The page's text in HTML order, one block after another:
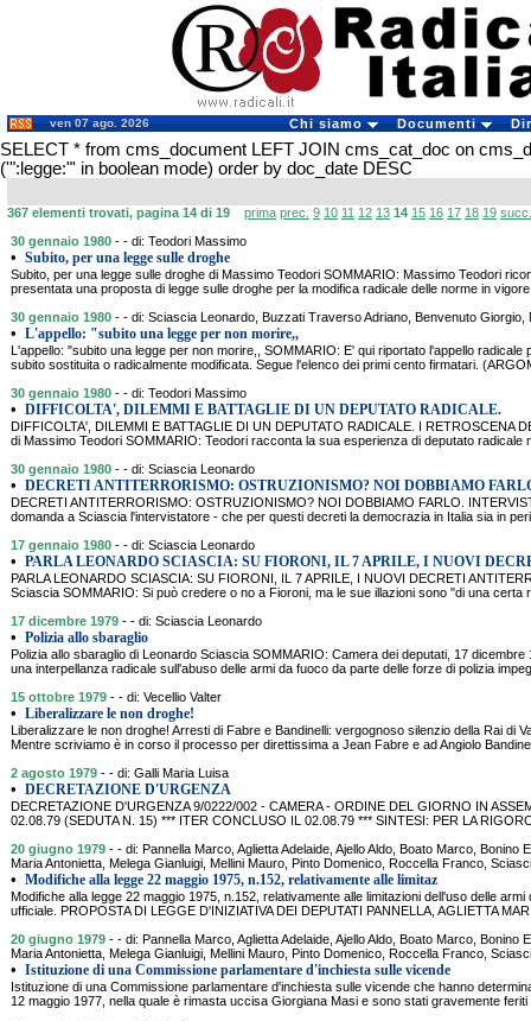
ven 07 ago. 2026 Chi siamo Documenti
SELECT * from cms_document LEFT JOIN cms_cat_doc on
('":legge:"' in boolean mode) order by doc_date DESC
367 elementi trovati, pagina 14 di 19 prima prec. 9 10 11 12 13 14 15 16 17 18 19 succ.
30 gennaio 1980 - - di: Teodori Massimo
• Subito, per una legge sulle droghe
Subito, per una legge sulle droghe di Massimo Teodori SOMMARIO: Massimo Teodori
presentata una proposta di legge sulle droghe per la modifica radicale delle norme in
30 gennaio 1980 - - di: Sciascia Leonardo, Buzzati Traverso Adriano, Benvenuto
• L'appello: "subito una legge per non morire,,
L'appello: "subito una legge per non morire,, SOMMARIO: E' qui riportato l'appello radicale
subito sostituita o radicalmente modificata. Segue l'elenco dei primi cento firmatari.
30 gennaio 1980 - - di: Teodori Massimo
• DIFFICOLTA', DILEMMI E BATTAGLIE DI UN DEPUTATO RADICALE.
DIFFICOLTA', DILEMMI E BATTAGLIE DI UN DEPUTATO RADICALE. I RETROSCENA
di Massimo Teodori SOMMARIO: Teodori racconta la sua esperienza di deputato radicale
30 gennaio 1980 - - di: Sciascia Leonardo
• DECRETI ANTITERRORISMO: OSTRUZIONISMO? NOI DOBBIAMO
DECRETI ANTITERRORISMO: OSTRUZIONISMO? NOI DOBBIAMO FARLO.
domanda a Sciascia l'intervistatore - che per questi decreti la democrazia in Italia sia in
17 gennaio 1980 - - di: Sciascia Leonardo
• PARLA LEONARDO SCIASCIA: SU FIORONI, IL 7 APRILE, I NUOVI
PARLA LEONARDO SCIASCIA: SU FIORONI, IL 7 APRILE, I NUOVI DECRETI
Sciascia SOMMARIO: Si può credere o no a Fioroni, ma le sue illazioni sono "di una certa
17 dicembre 1979 - - di: Sciascia Leonardo
• Polizia allo sbaraglio
Polizia allo sbaraglio di Leonardo Sciascia SOMMARIO: Camera dei deputati, 17
una interpellanza radicale sull'abuso delle armi da fuoco da parte delle forze di polizia
15 ottobre 1979 - - di: Vecellio Valter
• Liberalizzare le non droghe!
Liberalizzare le non droghe! Arresti di Fabre e Bandinelli: vergognoso silenzio della Rai di
Mentre scriviamo è in corso il processo per direttissima a Jean Fabre e ad Angiolo
2 agosto 1979 - - di: Galli Maria Luisa
• DECRETAZIONE D'URGENZA
DECRETAZIONE D'URGENZA 9/0222/002 - CAMERA - ORDINE DEL GIORNO IN
02.08.79 (SEDUTA N. 15) *** ITER CONCLUSO IL 02.08.79 *** SINTESI: PER LA
20 giugno 1979 - - di: Pannella Marco, Aglietta Adelaide, Ajello Aldo, Boato Marco,
Maria Antonietta, Melega Gianluigi, Mellini Mauro, Pinto Domenico, Roccella Franco,
• Modifiche alla legge 22 maggio 1975, n.152, relativamente alle limitaz
Modifiche alla legge 22 maggio 1975, n.152, relativamente alle limitazioni dell'uso delle armi
ufficiale. PROPOSTA DI LEGGE D'INIZIATIVA DEI DEPUTATI PANNELLA, AGLIETTA
20 giugno 1979 - - di: Pannella Marco, Aglietta Adelaide, Ajello Aldo, Boato Marco,
Maria Antonietta, Melega Gianluigi, Mellini Mauro, Pinto Domenico, Roccella Franco,
• Istituzione di una Commissione parlamentare d'inchiesta sulle vicende
Istituzione di una Commissione parlamentare d'inchiesta sulle vicende che hanno
12 maggio 1977, nella quale è rimasta uccisa Giorgiana Masi e sono stati gravemente